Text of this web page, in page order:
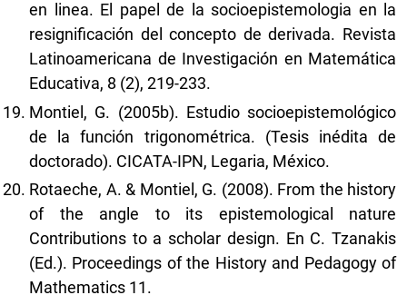
en linea. El papel de la socioepistemologia en la
resignificación del concepto de derivada. Revista
Latinoamericana de Investigación en Matemática
Educativa, 8 (2), 219-233.
Montiel, G. (2005b). Estudio socioepistemológico
de la función trigonométrica. (Tesis inédita de
doctorado). CICATA-IPN, Legaria, México.
Rotaeche, A. & Montiel, G. (2008). From the history
of the angle to its epistemological nature
Contributions to a scholar design. En C. Tzanakis
(Ed.). Proceedings of the History and Pedagogy of
Mathematics 11.